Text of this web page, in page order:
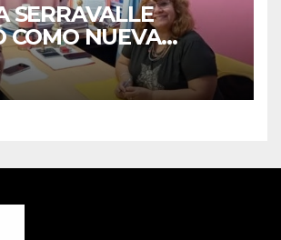
SERRAVALLE
COMO NUEVA
DEL E.E.S. N° 82
DE